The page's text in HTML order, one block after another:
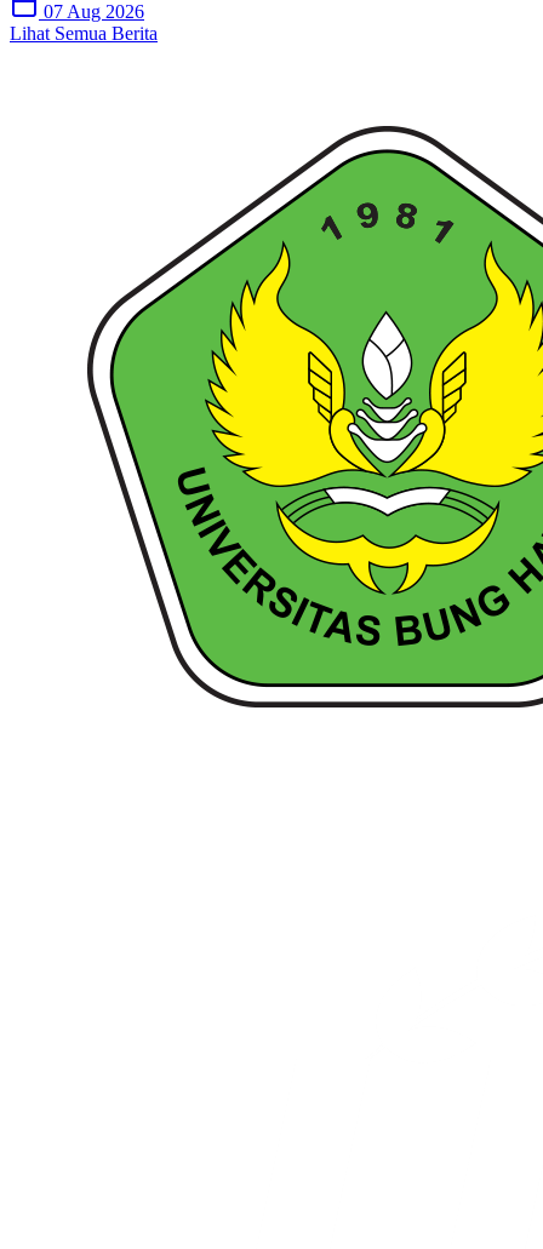
07 Aug 2026
Lihat Semua Berita